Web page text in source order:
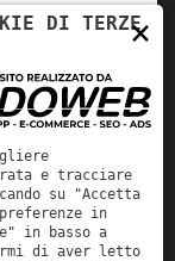
*
×
DI TERZE
e tracciare
su "Accetta
in
in basso a
di aver letto